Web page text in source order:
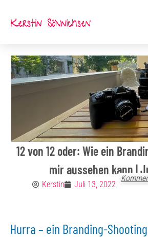
Inhalt
12 von 12 oder: Wie ein
mir aussehen kann |
Kerstin Juli 13, 2022
Hurra – ein Branding-